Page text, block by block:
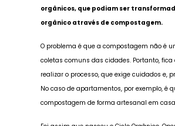
orgânicos, que podiam ser
orgânico através de compostagem.
O problema é que a compostagem não é
coletas comuns das cidades. Portanto,
realizar o processo, que exige cuidados e,
No caso de apartamentos, por exemplo, é
compostagem de forma artesanal em